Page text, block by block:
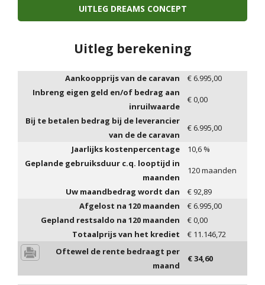
UITLEG DREAMS CONCEPT
Uitleg berekening
Aankoopprijs van de caravan € 6.995,00
Inbreng eigen geld en/of bedrag aan
inruilwaarde
€0,00
Bij te betalen bedrag bij de leverancier
van de de caravan
€ 6.995,00
Jaarlijks kostenpercentage
10,6 %
Geplande gebruiksduur c.q. looptijd in
maanden
120maanden
Uw maandbedrag wordt dan
€ 92,89
Afgelost na 120 maanden € 6.995,00
Gepland restsaldo na 120 maanden €0,00
Totaalprijs van het krediet
€ 11.146,72
Oftewel de rente bedraagt per
maand
€34,60